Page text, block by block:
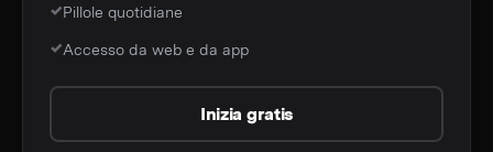
Pillole quotidiane
Accesso da web e da app
Inizia gratis